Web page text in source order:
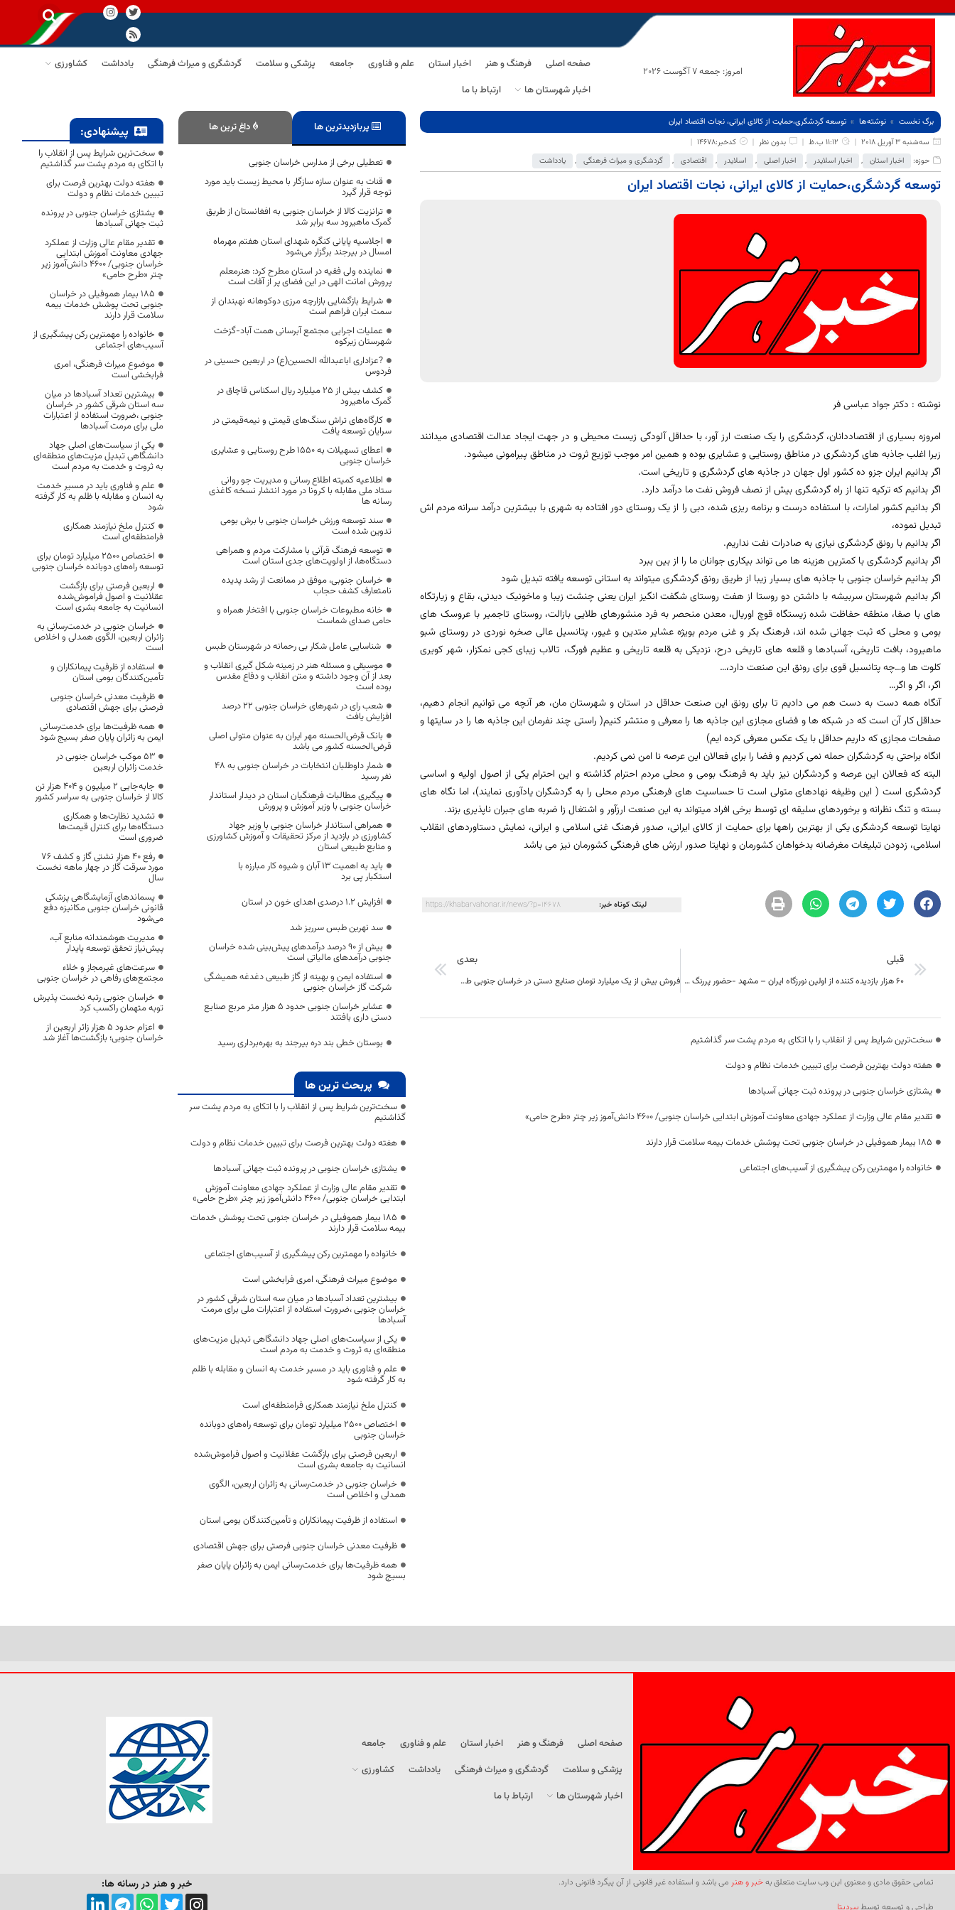
امروز: جمعه 7 آگوست 2026
صفحه اصلی فرهنگ و هنر اخبار استان علم و فناوری جامعه پزشکی و سلامت گردشگری و میراث فرهنگی یادداشت
کشاورزی
اخبار شهرستان ها
ارتباط با ما
برگ نخست نوشته‌ها
توسعه گردشگری،حمایت از کالای ایرانی، نجات اقتصاد ایران
سه‌شنبه 3 آوریل 2018
11:12 ب.ظ بدون نظر
کدخبر:14678
حوزه:
اخبار استان , اخبار اسلایدر , اخبار اصلی , اسلایدر , اقتصادی , گردشگری و میراث فرهنگی , یادداشت
توسعه گردشگری،حمایت از کالای ایرانی، نجات اقتصاد ایران
نوشته : دکتر جواد عباسی فر
امروزه بسیاری از اقتصاددانان، گردشگری را یک صنعت ارز آور، با حداقل آلودگی زیست محیطی و در جهت ایجاد عدالت اقتصادی میدانند
زیرا اغلب جاذبه های گردشگری در مناطق روستایی و عشایری بوده و همین امر موجب توزیع ثروت در مناطق پیرامونی میشود.
اگر بدانیم ایران جزو ده کشور اول جهان در جاذبه های گردشگری و تاریخی است.
اگر بدانیم که ترکیه تنها از راه گردشگری بیش از نصف فروش نفت ما درآمد دارد.
اگر بدانیم کشور امارات، با استفاده درست و برنامه ریزی شده، دبی را از یک روستای دور افتاده به شهری با بیشترین درآمد سرانه مردم اش
تبدیل نموده،
اگر بدانیم با رونق گردشگری نیازی به صادرات نفت نداریم.
اگر بدانیم گردشگری با کمترین هزینه ها می تواند بیکاری جوانان ما را از بین ببرد
اگر بدانیم خراسان جنوبی با جاذبه های بسیار زیبا از طریق رونق گردشگری میتواند به استانی توسعه یافته تبدیل شود
اگر بدانیم شهرستان سربیشه با داشتن دو روستا از هفت روستای شگفت انگیز ایران یعنی چنشت زیبا و ماخونیک دیدنی، بقاع و زیارتگاه
های با صفا، منطقه حفاظت شده زیستگاه قوچ اوریال، معدن منحصر به فرد منشورهای طلایی بازالت، روستای تاجمیر با عروسک های
بومی و محلی که ثبت جهانی شده اند، فرهنگ بکر و غنی مردم بویژه عشایر متدین و غیور، پتانسیل عالی صخره نوردی در روستای شبو
ماهیرود، بافت تاریخی، آسبادها و قلعه های تاریخی درح، نزدیکی به قلعه تاریخی و عظیم فورگ، تالاب زیبای کجی نمکزار، شهر کویری
کلوت ها و…چه پتانسیل قوی برای رونق این صنعت دارد،…
اگر، اگر و اگر…
آنگاه همه دست به دست هم می دادیم تا برای رونق این صنعت حداقل در استان و شهرستان مان، هر آنچه می توانیم انجام دهیم،
حداقل کار آن است که در شبکه ها و فضای مجازی این جاذبه ها را معرفی و منتشر کنیم( راستی چند نفرمان این جاذبه ها را در سایتها و
صفحات مجازی که داریم حداقل با یک عکس معرفی کرده ایم)
انگاه براحتی به گردشگران حمله نمی کردیم و فضا را برای فعالان این عرصه نا امن نمی کردیم.
البته که فعالان این عرصه و گردشگران نیز باید به فرهنگ بومی و محلی مردم احترام گذاشته و این احترام یکی از اصول اولیه و اساسی
گردشگری است ( این وظیفه نهادهای متولی است تا حساسیت های فرهنگی مردم محلی را به گردشگران یادآوری نمایند)، اما نگاه های
بسته و تنگ نظرانه و برخوردهای سلیقه ای توسط برخی افراد میتواند به این صنعت ارزآور و اشتغال زا ضربه های جبران ناپذیری بزند.
نهایتا توسعه گردشگری یکی از بهترین راهها برای حمایت از کالای ایرانی، صدور فرهنگ غنی اسلامی و ایرانی، نمایش دستاوردهای انقلاب
اسلامی، زدودن تبلیغات مغرضانه بدخواهان کشورمان و نهایتا صدور ارزش های فرهنگی کشورمان نیز می باشد
لینک کوتاه خبر: https://khabarvahonar.ir/news/?p=14678
قبلی
60 هزار بازدیده کننده از اولین نورزگاه ایران – مشهد -حضور پررنگ خراسان جنوبی
بعدی
فروش بیش از یک میلیارد تومان صنایع دستی در خراسان جنوبی طی ایام نوروز
سخت‌ترین شرایط پس از انقلاب را با اتکای به مردم پشت سر گذاشتیم
هفته دولت بهترین فرصت برای تبیین خدمات نظام و دولت
یشتازی خراسان جنوبی در پرونده ثبت جهانی آسبادها
تقدیر مقام عالی وزارت از عملکرد جهادی معاونت آموزش ابتدایی خراسان جنوبی/ ۴۶۰۰ دانش‌آموز زیر چتر «طرح حامی»
۱۸۵ بیمار هموفیلی در خراسان جنوبی تحت پوشش خدمات بیمه سلامت قرار دارند
خانواده را مهمترین رکن پیشگیری از آسیب‌های اجتماعی
پربازدیدترین ها داغ ترین ها
تعطیلی برخی از مدارس خراسان جنوبی
قنات به عنوان سازه سازگار با محیط زیست باید مورد
توجه قرار گیرد
ترانزیت کالا از خراسان جنوبی به افغانستان از طریق
گمرک ماهیرود سه برابر شد
اجلاسیه پایانی کنگره شهدای استان هفتم مهرماه
امسال در بیرجند برگزار می‌شود
نماینده ولی فقیه در استان مطرح کرد: هنرمعلم
پرورش امانت الهی در این فضای پر از آفات است
شرایط بازگشایی بازارچه مرزی دوکوهانه نهبندان از
سمت ایران فراهم است
عملیات اجرایی مجتمع آبرسانی همت آباد-گزخت
شهرستان زیرکوه
?عزاداری اباعبدالله الحسین(ع) در اربعین حسینی در
فردوس
کشف بیش از ۲۵ میلیارد ریال اسکناس قاچاق در
گمرک ماهیرود
کارگاه‌های تراش سنگ‌های قیمتی و نیمه‌قیمتی در
سرایان توسعه یافت
اعطای تسهیلات به ۱۵۵۰ طرح روستایی و عشایری
خراسان جنوبی
اطلاعیه کمیته اطلاع رسانی و مدیریت جو روانی
ستاد ملی مقابله با کرونا در مورد انتشار نسخه کاغذی
رسانه ها
سند توسعه ورزش خراسان جنوبی با برش بومی
تدوین شده است
توسعه فرهنگ قرآنی با مشارکت مردم و همراهی
دستگاه‌ها، از اولویت‌های جدی استان است
خراسان جنوبی، موفق در ممانعت از رشد پدیده
نامتعارف کشف حجاب
خانه مطبوعات خراسان جنوبی با افتخار همراه و
حامی صدای شماست
‍ شناسایی عامل شکار بی رحمانه در شهرستان طبس
موسیقی و مسئله هنر در زمینه شکل گیری انقلاب و
بعد از آن وجود داشته و متن انقلاب و دفاع مقدس
بوده است
شعب رای در شهرهای خراسان جنوبی ۲۲ درصد
افزایش یافت
بانک قرض‌الحسنه مهر ایران به عنوان متولی اصلی
قرض‌الحسنه کشور می باشد
شمار داوطلبان انتخابات در خراسان جنوبی به ۴۸
نفر رسید
پیگیری مطالبات فرهنگیان استان در دیدار استاندار
خراسان جنوبی با وزیر آموزش و پرورش
همراهی استاندار خراسان جنوبی با وزیر جهاد
کشاورزی در بازدید از مرکز تحقیقات و آموزش کشاورزی
و منابع طبیعی استان
باید به اهمیت ۱۳ آبان و شیوه کار مبارزه با
استکبار پی برد
افزایش ۱.۲ درصدی اهدای خون در استان
سد نهرین طبس سرریز شد
بیش از ۹۰ درصد درآمدهای پیش‌بینی شده خراسان
جنوبی درآمدهای مالیاتی است
استفاده ایمن و بهینه از گاز طبیعی دغدغه همیشگی
شرکت گاز خراسان جنوبی
عشایر خراسان جنوبی حدود ۵ هزار متر مربع صنایع
دستی داری بافتند
بوستان خطی بند دره بیرجند به بهره‌برداری رسید
پربحث ترین ها
سخت‌ترین شرایط پس از انقلاب را با اتکای به مردم پشت سر
گذاشتیم
هفته دولت بهترین فرصت برای تبیین خدمات نظام و دولت
یشتازی خراسان جنوبی در پرونده ثبت جهانی آسبادها
تقدیر مقام عالی وزارت از عملکرد جهادی معاونت آموزش
ابتدایی خراسان جنوبی/ ۴۶۰۰ دانش‌آموز زیر چتر «طرح حامی»
۱۸۵ بیمار هموفیلی در خراسان جنوبی تحت پوشش خدمات
بیمه سلامت قرار دارند
خانواده را مهمترین رکن پیشگیری از آسیب‌های اجتماعی
موضوع میراث فرهنگی، امری فرابخشی است
بیشترین تعداد آسبادها در میان سه استان شرقی کشور در
خراسان جنوبی ،ضرورت استفاده از اعتبارات ملی برای مرمت
آسبادها
یکی از سیاست‌های اصلی جهاد دانشگاهی تبدیل مزیت‌های
منطقه‌ای به ثروت و خدمت به مردم است
علم و فناوری باید در مسیر خدمت به انسان و مقابله با ظلم
به کار گرفته شود
کنترل ملخ نیازمند همکاری فرامنطقه‌ای است
اختصاص 2500 میلیارد تومان برای توسعه راه‌های دوبانده
خراسان جنوبی
اربعین فرصتی برای بازگشت عقلانیت و اصول فراموش‌شده
انسانیت به جامعه بشری است
خراسان جنوبی در خدمت‌رسانی به زائران اربعین، الگوی
همدلی و اخلاص است
استفاده از ظرفیت پیمانکاران و تأمین‌کنندگان بومی استان
ظرفیت معدنی خراسان جنوبی فرصتی برای جهش اقتصادی
همه ظرفیت‌ها برای خدمت‌رسانی ایمن به زائران پایان صفر
بسیج شود
پیشنهادی:
سخت‌ترین شرایط پس از انقلاب را
با اتکای به مردم پشت سر گذاشتیم
هفته دولت بهترین فرصت برای
تبیین خدمات نظام و دولت
یشتازی خراسان جنوبی در پرونده
ثبت جهانی آسبادها
تقدیر مقام عالی وزارت از عملکرد
جهادی معاونت آموزش ابتدایی
خراسان جنوبی/ ۴۶۰۰ دانش‌آموز زیر
چتر «طرح حامی»
۱۸۵ بیمار هموفیلی در خراسان
جنوبی تحت پوشش خدمات بیمه
سلامت قرار دارند
خانواده را مهمترین رکن پیشگیری از
آسیب‌های اجتماعی
موضوع میراث فرهنگی، امری
فرابخشی است
بیشترین تعداد آسبادها در میان
سه استان شرقی کشور در خراسان
جنوبی ،ضرورت استفاده از اعتبارات
ملی برای مرمت آسبادها
یکی از سیاست‌های اصلی جهاد
دانشگاهی تبدیل مزیت‌های منطقه‌ای
به ثروت و خدمت به مردم است
علم و فناوری باید در مسیر خدمت
به انسان و مقابله با ظلم به کار گرفته
شود
کنترل ملخ نیازمند همکاری
فرامنطقه‌ای است
اختصاص 2500 میلیارد تومان برای
توسعه راه‌های دوبانده خراسان جنوبی
اربعین فرصتی برای بازگشت
عقلانیت و اصول فراموش‌شده
انسانیت به جامعه بشری است
خراسان جنوبی در خدمت‌رسانی به
زائران اربعین، الگوی همدلی و اخلاص
است
استفاده از ظرفیت پیمانکاران و
تأمین‌کنندگان بومی استان
ظرفیت معدنی خراسان جنوبی
فرصتی برای جهش اقتصادی
همه ظرفیت‌ها برای خدمت‌رسانی
ایمن به زائران پایان صفر بسیج شود
53 موکب خراسان جنوبی در
خدمت زائران اربعین
جابه‌جایی 2 میلیون و 404 هزار تن
کالا از خراسان جنوبی به سراسر کشور
تشدید نظارت‌ها و همکاری
دستگاه‌ها برای کنترل قیمت‌ها
ضروری است
رفع 40 هزار نشتی گاز و کشف 76
مورد سرقت گاز در چهار ماهه نخست
سال
پسماندهای آزمایشگاهی پزشکی
قانونی خراسان جنوبی مکانیزه دفع
می‌شود
مدیریت هوشمندانه منابع آب،
پیش‌نیاز تحقق توسعه پایدار
سرعت‌های غیرمجاز و خلاء
مجتمع‌های رفاهی در خراسان جنوبی
خراسان جنوبی رتبه نخست پذیرش
توبه متهمان راکسب کرد
اعزام حدود 5 هزار زائر اربعین از
خراسان جنوبی؛ بازگشت‌ها آغاز شد
صفحه اصلی فرهنگ و هنر اخبار استان علم و فناوری
جامعه
پزشکی و سلامت
گردشگری و میراث فرهنگی یادداشت
کشاورزی
اخبار شهرستان ها
ارتباط با ما
تمامی حقوق مادی و معنوی این وب سایت متعلق بهخبر و هنر می باشد و استفاده غیر قانونی از آن پیگرد قانونی دارد.
طراحی و توسعه توسطبیردیتا
خبر و هنر در رسانه ها: